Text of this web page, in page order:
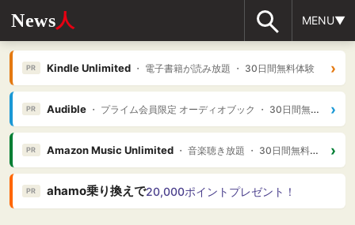
News人 MENU▼
PR Kindle Unlimited・ 電子書籍が読み放題 ・ 30日間無料体験 ›
PR Audible・ プライム会員限定 オーディオブック ・ 30日間無料体験 ›
PR Amazon Music Unlimited・ 音楽聴き放題 ・ 30日間無料体験 ›
PR ahamo乗り換えで20,000ポイントプレゼント！